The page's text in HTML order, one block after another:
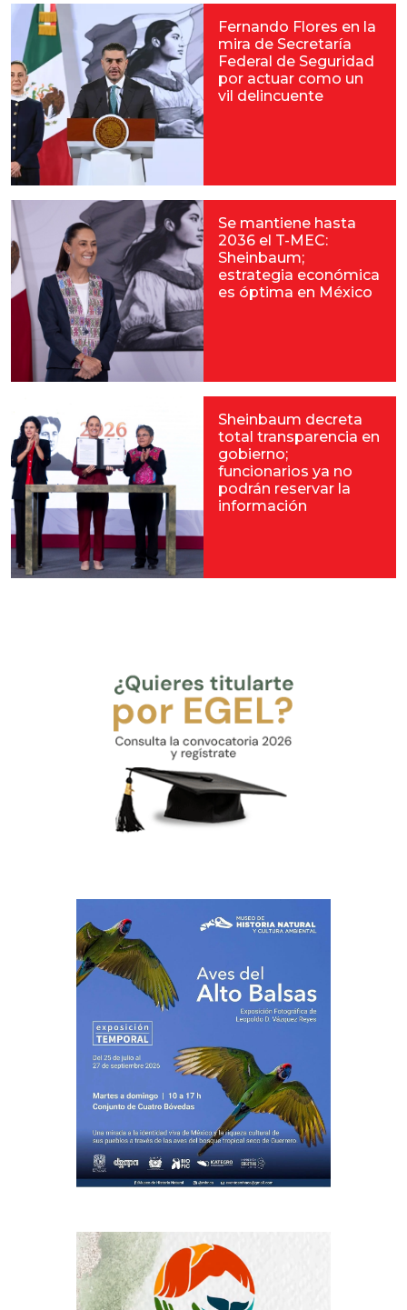
Fernando Flores en la
mira de Secretaría
Federal de Seguridad
por actuar como un
vil delincuente
Se mantiene hasta
2036 el T-MEC:
Sheinbaum;
estrategia económica
es óptima en México
Sheinbaum decreta
total transparencia en
gobierno;
funcionarios ya no
podrán reservar la
información